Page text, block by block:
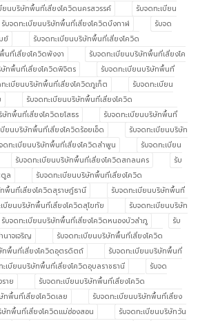
ยนบริษัทพื้นที่เสี่ยงโควิดนครสวรรค์
รับจดทะเบียน
รับจดทะเบียนบริษัทพื้นที่เสี่ยงโควิดบึงกาฬ
รับจด
ย์
รับจดทะเบียนบริษัทพื้นที่เสี่ยงโควิด
นที่เสี่ยงโควิดพังงา
รับจดทะเบียนบริษัทพื้นที่เสี่ยงโค
ษัทพื้นที่เสี่ยงโควิดพิจิตร
รับจดทะเบียนบริษัทพื้นที่
ะเบียนบริษัทพื้นที่เสี่ยงโควิดภูเก็ต
รับจดทะเบียน
รับจดทะเบียนบริษัทพื้นที่เสี่ยงโควิด
ษัทพื้นที่เสี่ยงโควิดยโสธร
รับจดทะเบียนบริษัทพื้นที่
บียนบริษัทพื้นที่เสี่ยงโควิดร้อยเอ็ด
รับจดทะเบียนบริษัท
ดทะเบียนบริษัทพื้นที่เสี่ยงโควิดลำพูน
รับจดทะเบียน
รับจดทะเบียนบริษัทพื้นที่เสี่ยงโควิดสกลนคร
รับ
ตูล
รับจดทะเบียนบริษัทพื้นที่เสี่ยงโควิด
พื้นที่เสี่ยงโควิดสุราษฎ์ธานี
รับจดทะเบียนบริษัทพื้นที่
เบียนบริษัทพื้นที่เสี่ยงโควิดสุโขทัย
รับจดทะเบียนบริษัท
รับจดทะเบียนบริษัทพื้นที่เสี่ยงโควิดหนองบัวลำภู
รับ
าจเจริญ
รับจดทะเบียนบริษัทพื้นที่เสี่ยงโควิด
ทพื้นที่เสี่ยงโควิดอุตรดิตถ์
รับจดทะเบียนบริษัทพื้นที่
ะเบียนบริษัทพื้นที่เสี่ยงโควิดอุบลราชธานี
รับจด
าย
รับจดทะเบียนบริษัทพื้นที่เสี่ยงโควิด
ทพื้นที่เสี่ยงโควิดเลย
รับจดทะเบียนบริษัทพื้นที่เสี่ยง
ษัทพื้นที่เสี่ยงโควิดแม่ฮ่องสอน รับจดทะเบียนบริษัทวัน